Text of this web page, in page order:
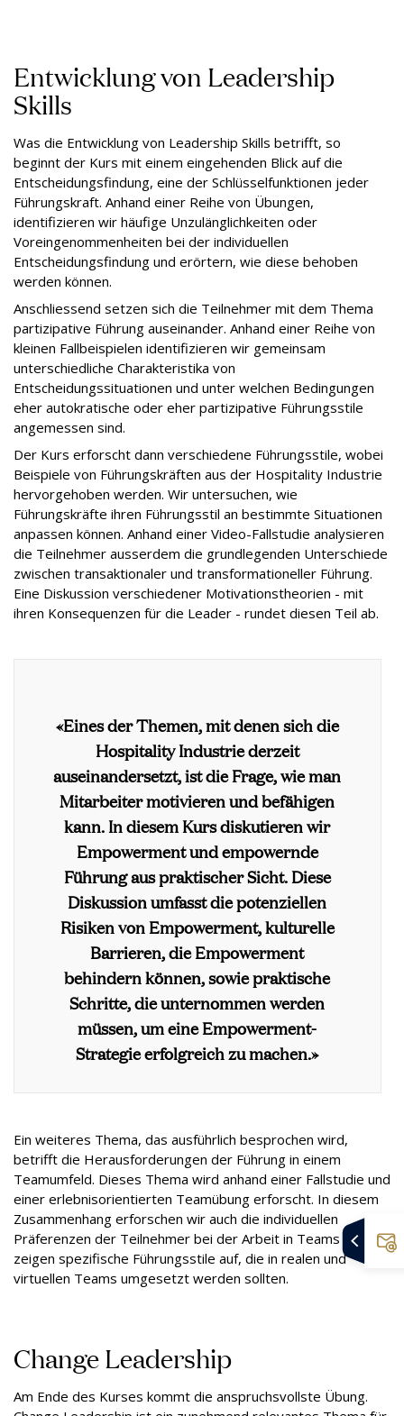
Entwicklung von Leadership
Skills
Was die Entwicklung von Leadership Skills betrifft, so
beginnt der Kurs mit einem eingehenden Blick auf die
Entscheidungsfindung, eine der Schlüsselfunktionen jeder
Führungskraft. Anhand einer Reihe von Übungen,
identifizieren wir häufige Unzulänglichkeiten oder
Voreingenommenheiten bei der individuellen
Entscheidungsfindung und erörtern, wie diese behoben
werden können.
Anschliessend setzen sich die Teilnehmer mit dem Thema
partizipative Führung auseinander. Anhand einer Reihe von
kleinen Fallbeispielen identifizieren wir gemeinsam
unterschiedliche Charakteristika von
Entscheidungssituationen und unter welchen Bedingungen
eher autokratische oder eher partizipative Führungsstile
angemessen sind.
Der Kurs erforscht dann verschiedene Führungsstile, wobei
Beispiele von Führungskräften aus der Hospitality Industrie
hervorgehoben werden. Wir untersuchen, wie
Führungskräfte ihren Führungsstil an bestimmte Situationen
anpassen können. Anhand einer Video-Fallstudie analysieren
die Teilnehmer ausserdem die grundlegenden Unterschiede
zwischen transaktionaler und transformationeller Führung.
Eine Diskussion verschiedener Motivationstheorien - mit
ihren Konsequenzen für die Leader - rundet diesen Teil ab.
«Eines der Themen, mit denen sich die
Hospitality Industrie derzeit
auseinandersetzt, ist die Frage, wie man
Mitarbeiter motivieren und befähigen
kann. In diesem Kurs diskutieren wir
Empowerment und empowernde
Führung aus praktischer Sicht. Diese
Diskussion umfasst die potenziellen
Risiken von Empowerment, kulturelle
Barrieren, die Empowerment
behindern können, sowie praktische
Schritte, die unternommen werden
müssen, um eine Empowerment-
Strategie erfolgreich zu machen.»
Ein weiteres Thema, das ausführlich besprochen wird,
betrifft die Herausforderungen der Führung in einem
Teamumfeld. Dieses Thema wird anhand einer Fallstudie und
einer erlebnisorientierten Teamübung erforscht. In diesem
Zusammenhang erforschen wir auch die individuellen
Präferenzen der Teilnehmer bei der Arbeit in Teams und
zeigen spezifische Führungsstile auf, die in realen und
virtuellen Teams umgesetzt werden sollten.
Change Leadership
Am Ende des Kurses kommt die anspruchsvollste Übung.